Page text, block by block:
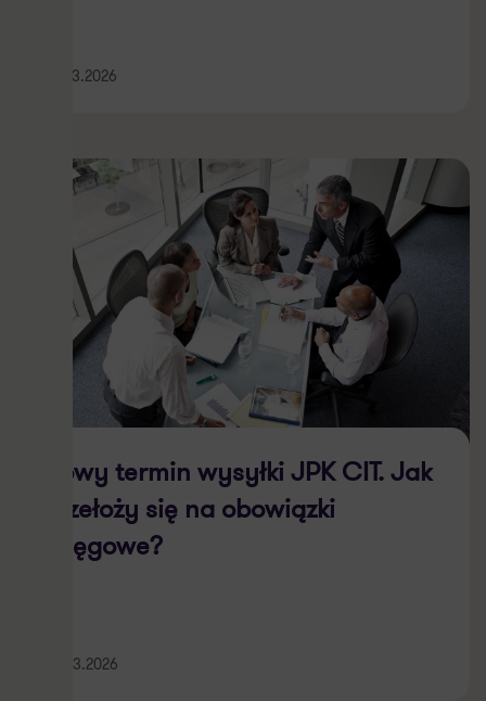
23.03.2026
Nowy termin wysyłki JPK CIT. Jak
przełoży się na obowiązki
księgowe?
03.03.2026